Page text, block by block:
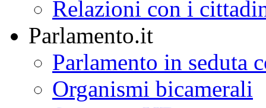
Relazioni con i
Parlamento.it
Parlamento in seduta
Organismi bicamerali